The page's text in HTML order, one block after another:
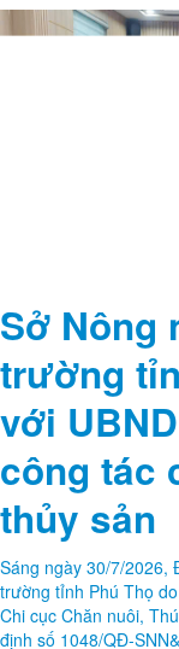
Sở Nông
trường
với
công tác
thủy sản
Sáng ngày 30/7/2026,
trường tỉnh Phú Thọ
Chi cục Chăn nuôi,
định số 1048/QĐ-